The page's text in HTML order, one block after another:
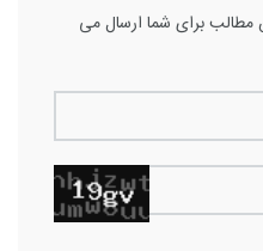
مطالب برای شما ارسال می